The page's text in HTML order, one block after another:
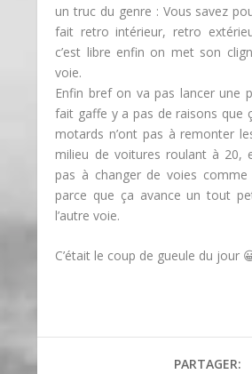
un truc du genre : Vous savez
fait retro intérieur, retro
c’est libre enfin on met son
voie.
Enfin bref on va pas lancer une
fait gaffe y a pas de raisons que
motards n’ont pas à remonter
milieu de voitures roulant à 20,
pas à changer de voies
parce que ça avance un tout
l’autre voie.
C’était le coup de gueule du jour
PARTAGER: